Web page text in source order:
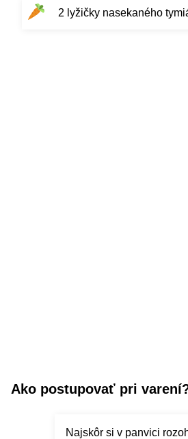
2 lyžičky nasekaného
Ako postupovať pri
Najskôr si v panvici